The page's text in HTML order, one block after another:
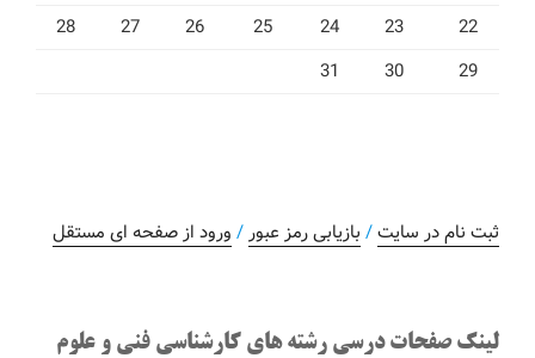
22
23
24
25
26
27
28
29
30
31
ثبت نام در سایت/ بازیابی رمز عبور / ورود از صفحه ای مستقل
لینک صفحات درسی رشته های کارشناسی فنی و علوم